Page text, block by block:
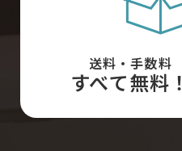
送料・手数料
すべて無料！